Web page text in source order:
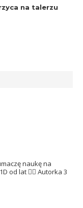
na talerzu
naukę na
od lat 👩‍⚕️ Autorka 3